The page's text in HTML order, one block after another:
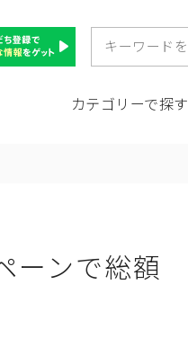
カテゴリーで探す
ーンで総額